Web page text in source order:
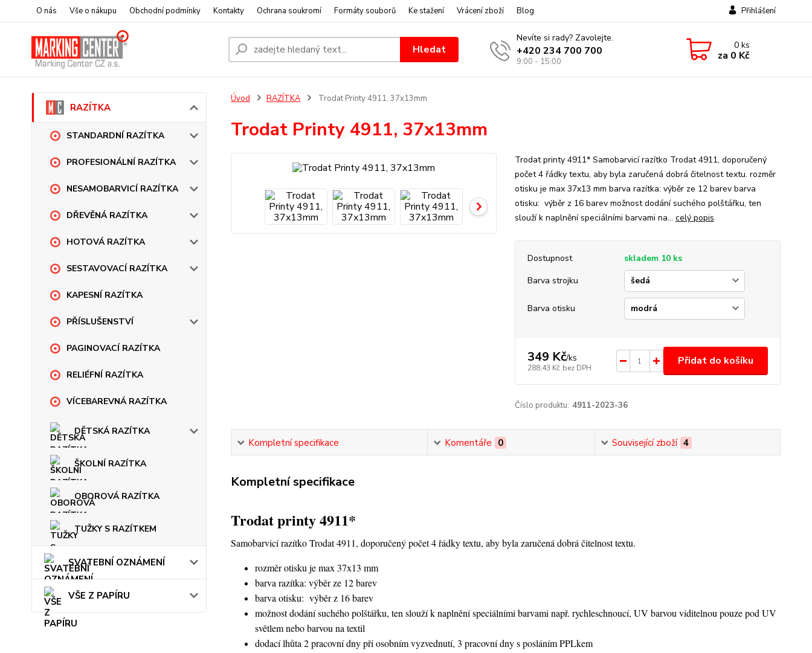
O nás Vše o nákupu Obchodní podmínky Kontakty Ochrana soukromí Formáty souborů Ke stažení Vrácení zboží Blog Přihlášení
Hledat
Nevíte si rady? Zavolejte.
+420 234 700 700
9:00 - 15:00
0ks
za 0 Kč
RAZÍTKA
STANDARDNÍ RAZÍTKA
PROFESIONÁLNÍ RAZÍTKA
NESAMOBARVICÍ RAZÍTKA
DŘEVĚNÁ RAZÍTKA
HOTOVÁ RAZÍTKA
SESTAVOVACÍ RAZÍTKA
KAPESNÍ RAZÍTKA
PŘÍSLUŠENSTVÍ
PAGINOVACÍ RAZÍTKA
RELIÉFNÍ RAZÍTKA
VÍCEBAREVNÁ RAZÍTKA
DĚTSKÁ RAZÍTKA
ŠKOLNÍ RAZÍTKA
OBOROVÁ RAZÍTKA
TUŽKY S RAZÍTKEM
SVATEBNÍ OZNÁMENÍ
VŠE Z PAPÍRU
Úvod RAZÍTKA Trodat Printy 4911, 37x13mm
Trodat Printy 4911, 37x13mm
Trodat printy 4911* Samobarvicí razítko Trodat 4911, doporučený
počet 4 řádky textu, aby byla zaručená dobrá čitelnost textu. rozměr
otisku je max 37x13 mm barva razítka: výběr ze 12 barev barva
otisku: výběr z 16 barev možnost dodání suchého polštářku, ten
slouží k naplnění speciálními barvami na... celý popis
Dostupnost
skladem 10 ks
Barva strojku
Barva otisku
349 Kč/ks
288,43 Kč bez DPH
Přidat do košíku
Číslo produktu: 4911-2023-36
Kompletní specifikace Komentáře 0 Související zboží 4
Kompletní specifikace
Trodat printy 4911*
Samobarvicí razítko Trodat 4911, doporučený počet 4 řádky textu, aby byla zaručená dobrá čitelnost textu.
rozměr otisku je max 37x13 mm
barva razítka: výběr ze 12 barev
barva otisku: výběr z 16 barev
možnost dodání suchého polštářku, ten slouží k naplnění speciálními barvami např. rychleschnoucí, UV barvou viditelnou pouze pod UV
světlem nebo barvou na textil
dodací lhůta 2 pracovní dny při osobním vyzvednutí, 3 pracovní dny s posláním PPLkem